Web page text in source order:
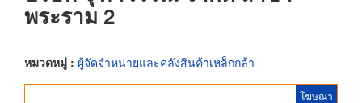
พระราม 2
หมวดหมู่ : ผู้จัดจำหน่ายและคลังสินค้าเหล็กกล้า
โฆษณา